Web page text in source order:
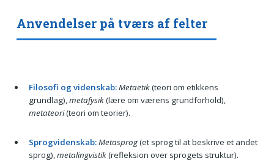
Anvendelser på tværs af felter
Filosofi og videnskab:Metaetik(teori om etikkens
grundlag),metafysik(lære om værens grundforhold),
metateori(teori om teorier).
Sprogvidenskab:Metasprog(et sprog til at beskrive et andet
sprog), metalingvistik(refleksion over sprogets struktur).